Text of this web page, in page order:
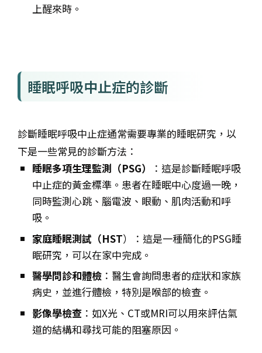
上醒來時。
睡眠呼吸中止症的診斷
診斷睡眠呼吸中止症通常需要專業的睡眠研究，以
下是一些常見的診斷方法：
睡眠多項生理監測（PSG）
：這是診斷睡眠呼吸
中止症的黃金標準。患者在睡眠中心度過一晚，
同時監測心跳、腦電波、眼動、肌肉活動和呼
吸。
家庭睡眠測試（HST）：這是一種簡化的PSG睡
眠研究，可以在家中完成。
醫學問診和體檢 ：醫生會詢問患者的症狀和家族
病史，並進行體檢，特別是喉部的檢查。
影像學檢查 ：如X光、CT或MRI可以用來評估氣
道的結構和尋找可能的阻塞原因。